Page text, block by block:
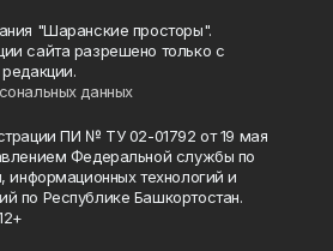
"Шаранские просторы".
сайта разрешено только с
данных
ПИ № ТУ 02-01792 от 19 мая
Федеральной службы по
информационных технологий и
по Республике Башкортостан.